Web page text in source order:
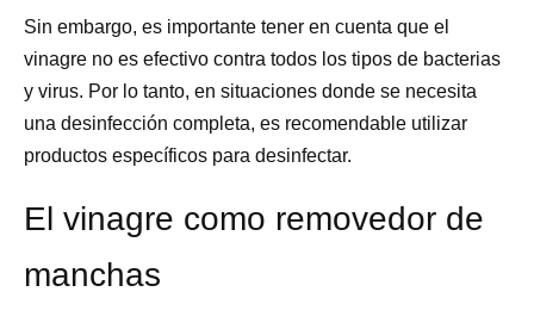
Sin embargo, es importante tener en cuenta que el
vinagre no es efectivo contra todos los tipos de bacterias
y virus. Por lo tanto, en situaciones donde se necesita
una desinfección completa, es recomendable utilizar
productos específicos para desinfectar.
El vinagre como removedor de
manchas